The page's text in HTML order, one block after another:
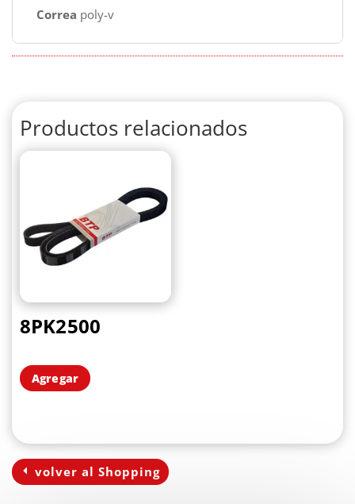
Correa poly-v
Productos relacionados
8PK2500
Agregar
volver al Shopping